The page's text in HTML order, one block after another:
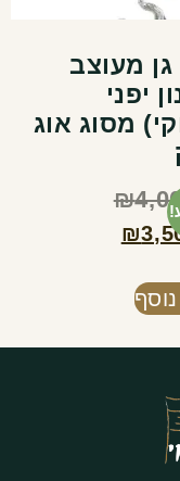
מעוצב
יפני
מסוג אוג
₪
₪